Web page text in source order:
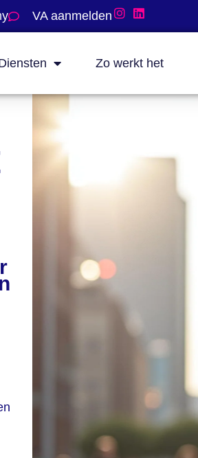
VA aanmelden
Zo werkt het